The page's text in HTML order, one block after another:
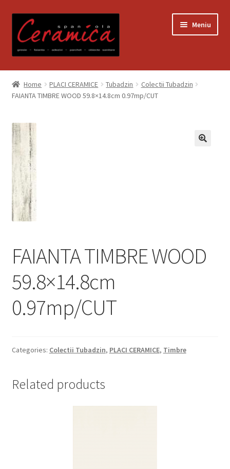
la
navigare
la
conținut
Meniu
Prima pagină
Blog
Contact
Contul meu
Coș
Despre noi
Plata si Livrare
Politică de confidențialitate
Politica de cookie
Home PLACI CERAMICE Tubadzin
Colectii Tubadzin
FAIANTA TIMBRE WOOD 59.8×14.8cm 0.97mp/CUT
FAIANTA TIMBRE WOOD
59.8×14.8cm
0.97mp/CUT
Categories: Colectii Tubadzin, PLACI CERAMICE, Timbre
Related products